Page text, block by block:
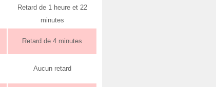
Retard de 1 heure et 22
minutes
Retard de 4 minutes
Aucun retard